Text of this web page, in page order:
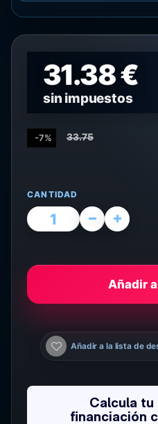
31.38 €
sin impuestos
-7% 33.75
CANTIDAD
Añadir
Añadir a la lista de